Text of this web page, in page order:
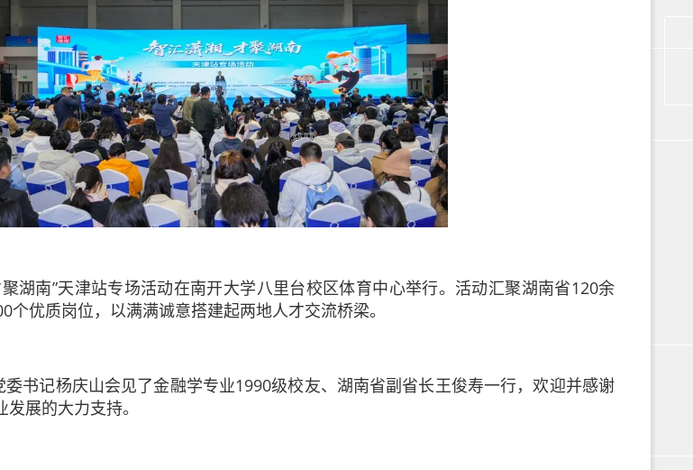
湖南”天津站专场活动在南开大学八里台校区体育中心举行。活动汇聚湖南省120余
个优质岗位，以满满诚意搭建起两地人才交流桥梁。
委书记杨庆山会见了金融学专业1990级校友、湖南省副省长王俊寿一行，欢迎并感谢
展的大力支持。